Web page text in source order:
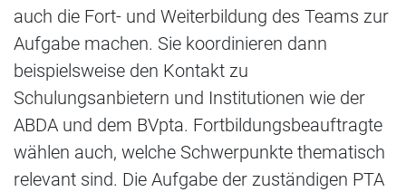
auch die Fort- und Weiterbildung des Teams zur
Aufgabe machen. Sie koordinieren dann
beispielsweise den Kontakt zu
Schulungsanbietern und Institutionen wie der
ABDA und dem BVpta. Fortbildungsbeauftragte
wählen auch, welche Schwerpunkte thematisch
relevant sind. Die Aufgabe der zuständigen PTA